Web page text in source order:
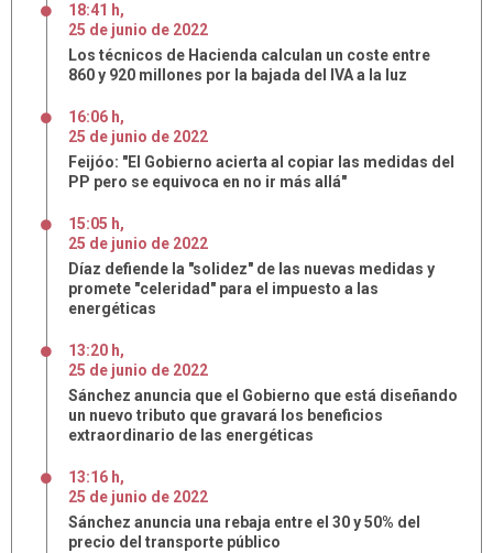
18:41 h,
25 de junio de 2022
Los técnicos de Hacienda calculan un coste entre
860 y 920 millones por la bajada del IVA a la luz
16:06 h,
25 de junio de 2022
Feijóo: "El Gobierno acierta al copiar las medidas del
PP pero se equivoca en no ir más allá"
15:05 h,
25 de junio de 2022
Díaz defiende la "solidez" de las nuevas medidas y
promete "celeridad" para el impuesto a las
energéticas
13:20 h,
25 de junio de 2022
Sánchez anuncia que el Gobierno que está diseñando
un nuevo tributo que gravará los beneficios
extraordinario de las energéticas
13:16 h,
25 de junio de 2022
Sánchez anuncia una rebaja entre el 30 y 50% del
precio del transporte público